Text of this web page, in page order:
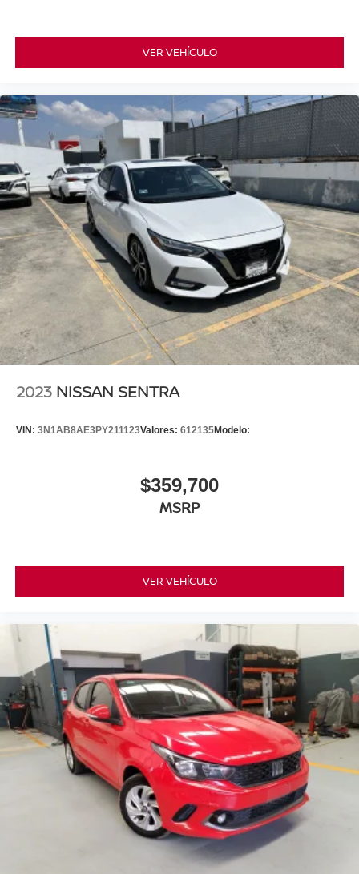
VER VEHÍCULO
2023 NISSAN SENTRA
VIN: 3N1AB8AE3PY211123Valores: 612135Modelo:
$359,700
MSRP
VER VEHÍCULO